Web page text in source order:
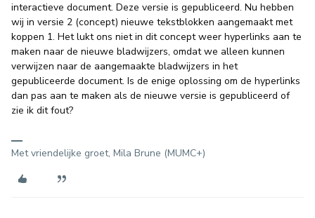
interactieve document. Deze versie is gepubliceerd. Nu hebben
wij in versie 2 (concept) nieuwe tekstblokken aangemaakt met
koppen 1. Het lukt ons niet in dit concept weer hyperlinks aan te
maken naar de nieuwe bladwijzers, omdat we alleen kunnen
verwijzen naar de aangemaakte bladwijzers in het
gepubliceerde document. Is de enige oplossing om de hyperlinks
dan pas aan te maken als de nieuwe versie is gepubliceerd of
zie ik dit fout?
Met vriendelijke groet, Mila Brune (MUMC+)